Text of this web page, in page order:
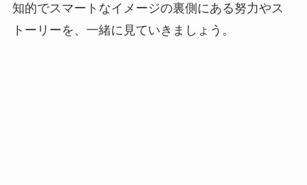
知的でスマートなイメージの裏側にある努力やス
トーリーを、一緒に見ていきましょう。